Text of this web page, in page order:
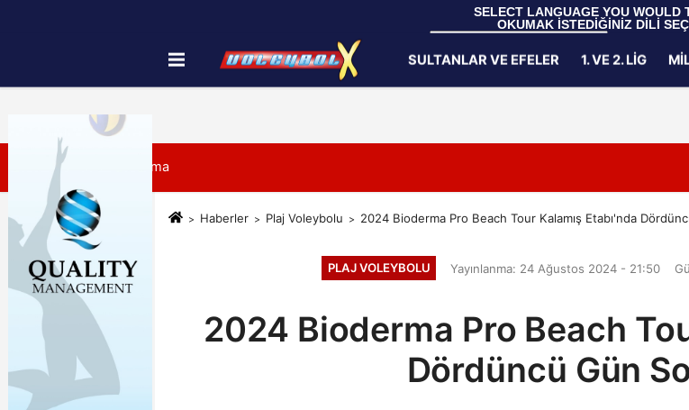
SELECT LANGUAGE YOU WOULD
OKUMAK İSTEDİĞİNİZ DİLİ
İletişim Çerez Politikası
SULTANLAR VE EFELER 1. VE 2. LIG
7 Ağustos 2026, Cuma
Haberler Plaj Voleybolu 2024 Bioderma Pro Beach Tour Kalamış Etabı'nda
PLAJ VOLEYBOLU Yayınlanma: 24 Ağustos 2024 - 21:50
2024 Bioderma Pro Beach
Dördüncü Gün